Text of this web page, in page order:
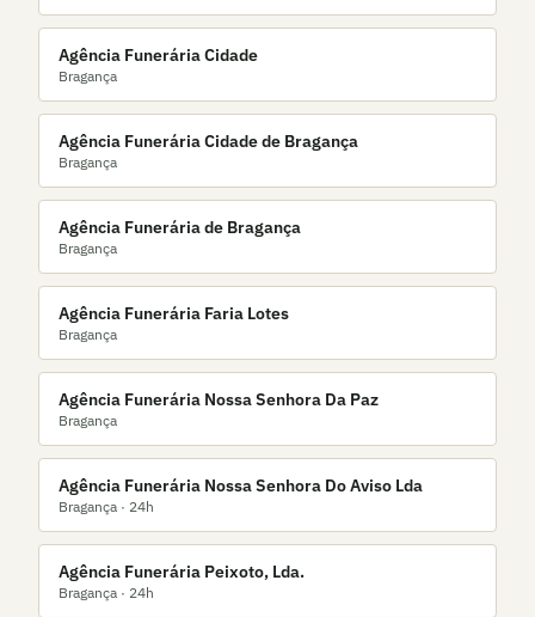
Agência Funerária Cidade
Bragança
Agência Funerária Cidade de Bragança
Bragança
Agência Funerária de Bragança
Bragança
Agência Funerária Faria Lotes
Bragança
Agência Funerária Nossa Senhora Da Paz
Bragança
Agência Funerária Nossa Senhora Do Aviso Lda
Bragança · 24h
Agência Funerária Peixoto, Lda.
Bragança · 24h